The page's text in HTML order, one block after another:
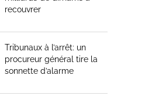
recouvrer
Tribunaux à l’arrêt: un
procureur général tire la
sonnette d’alarme